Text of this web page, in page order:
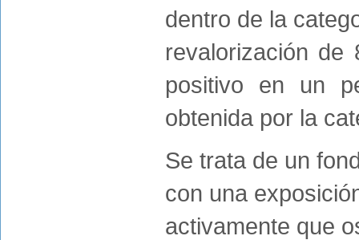
dentro de la
revalorización de
positivo en un
obtenida por la
Se trata de un
con una
activamente que